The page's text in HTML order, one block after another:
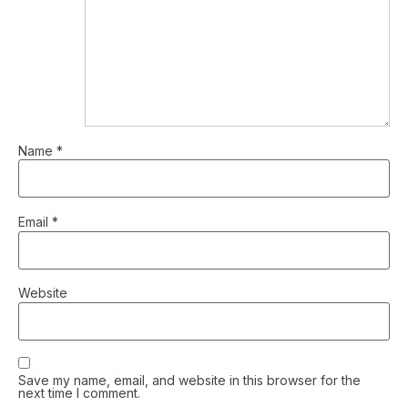
Name *
Email *
Website
Save my name, email, and website in this browser for the
next time I comment.